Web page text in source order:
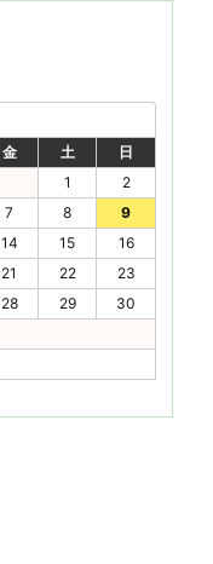
金 土
日
1
2
7 8
9
14 15
16
21 22
23
28 29
30